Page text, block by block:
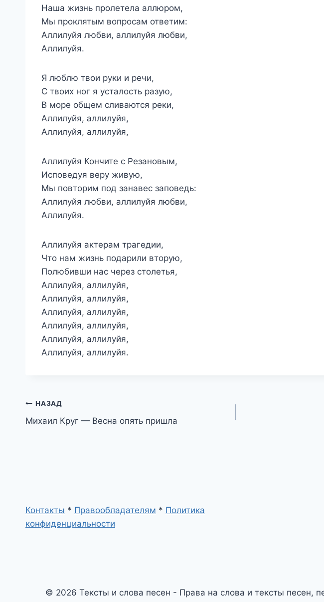
Наша жизнь пролетела аллюром,
Мы проклятым вопросам ответим:
Аллилуйя любви, аллилуйя любви,
Аллилуйя.
Я люблю твои руки и речи,
С твоих ног я усталость разую,
В море общем сливаются реки,
Аллилуйя, аллилуйя,
Аллилуйя, аллилуйя,
Аллилуйя Кончите с Резановым,
Исповедуя веру живую,
Мы повторим под занавес заповедь:
Аллилуйя любви, аллилуйя любви,
Аллилуйя.
Аллилуйя актерам трагедии,
Что нам жизнь подарили вторую,
Полюбивши нас через столетья,
Аллилуйя, аллилуйя,
Аллилуйя, аллилуйя,
Аллилуйя, аллилуйя,
Аллилуйя, аллилуйя,
Аллилуйя, аллилуйя,
Аллилуйя, аллилуйя.
Навигация
по
НАЗАД
Михаил Круг — Весна опять пришла
Контакты * Правообладателям * Политика
конфиденциальности
© 2026 Тексты и слова песен - Права на слова и тексты песен,